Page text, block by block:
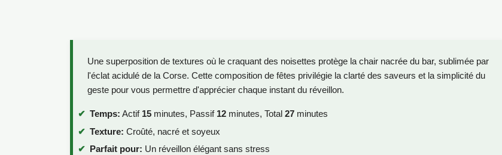
Une superposition de textures où le craquant des noisettes protège la chair nacrée du bar, sublimée par
l'éclat acidulé de la Corse. Cette composition de fêtes privilégie la clarté des saveurs et la simplicité du
geste pour vous permettre d'apprécier chaque instant du réveillon.
Temps: Actif 15 minutes, Passif 12 minutes, Total 27 minutes
Texture: Croûté, nacré et soyeux
Parfait pour: Un réveillon élégant sans stress